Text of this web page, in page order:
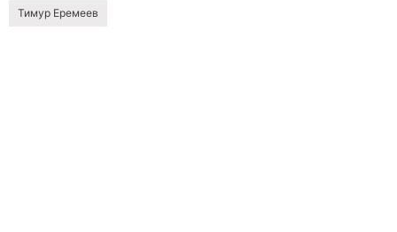
Тимур Еремеев